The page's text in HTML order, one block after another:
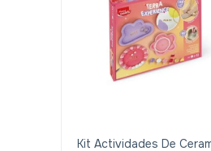
Kit Actividades De